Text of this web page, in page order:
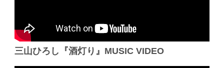
三山ひろし『酒灯り』MUSIC VIDEO